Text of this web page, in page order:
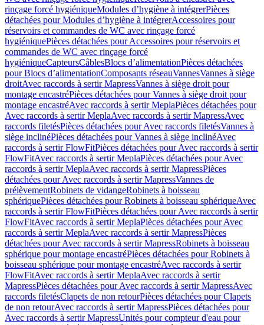
rinçage forcé hygiéniqueModules d’hygiène à intégrerPièces
détachées pour Modules d’hygiène à intégrerAccessoires pour
réservoirs et commandes de WC avec rinçage forcé
hygiéniquePièces détachées pour Accessoires pour réservoirs et
commandes de WC avec rinçage forcé
hygiéniqueCapteursCâblesBlocs d’alimentationPièces détachées
pour Blocs d’alimentationComposants réseauVannesVannes à siège
droitAvec raccords à sertir MapressVannes à siège droit pour
montage encastréPièces détachées pour Vannes à siège droit pour
montage encastréAvec raccords à sertir MeplaPièces détachées pour
Avec raccords à sertir MeplaAvec raccords à sertir MapressAvec
raccords filetésPièces détachées pour Avec raccords filetésVannes à
siège inclinéPièces détachées pour Vannes à siège inclinéAvec
raccords à sertir FlowFitPièces détachées pour Avec raccords à sertir
FlowFitAvec raccords à sertir MeplaPièces détachées pour Avec
raccords à sertir MeplaAvec raccords à sertir MapressPièces
détachées pour Avec raccords à sertir MapressVannes de
prélèvementRobinets de vidangeRobinets à boisseau
sphériquePièces détachées pour Robinets à boisseau sphériqueAvec
raccords à sertir FlowFitPièces détachées pour Avec raccords à sertir
FlowFitAvec raccords à sertir MeplaPièces détachées pour Avec
raccords à sertir MeplaAvec raccords à sertir MapressPièces
détachées pour Avec raccords à sertir MapressRobinets à boisseau
sphérique pour montage encastréPièces détachées pour Robinets à
boisseau sphérique pour montage encastréAvec raccords à sertir
FlowFitAvec raccords à sertir MeplaAvec raccords à sertir
MapressPièces détachées pour Avec raccords à sertir MapressAvec
raccords filetésClapets de non retourPièces détachées pour Clapets
de non retourAvec raccords à sertir MapressPièces détachées pour
Avec raccords à sertir MapressUnités pour compteur d'eau pour